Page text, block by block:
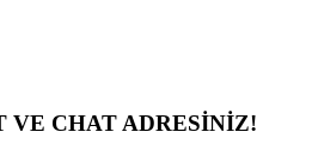
VE CHAT ADRESİNİZ!